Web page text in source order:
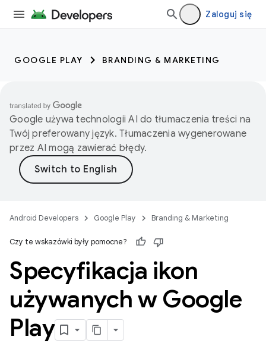
Zaloguj się
GOOGLE PLAY BRANDING & MARKETING
Google używa technologii AI do tłumaczenia treści na
Twój preferowany język. Tłumaczenia wygenerowane
przez AI mogą zawierać błędy.
Android Developers Google Play Branding & Marketing
Czy te wskazówki były pomocne?
Specyfikacja ikon
używanych w Google
Play